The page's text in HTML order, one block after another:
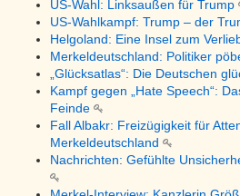
US-Wahl: Linksaußen für Trump
US-Wahlkampf: Trump – der
Helgoland: Eine Insel zum
Merkeldeutschland: Politiker
„Glücksatlas“: Die Deutschen
Kampf gegen „Hate Speech“:
Feinde
Fall Albakr: Freizügigkeit für
Merkeldeutschland
Nachrichten: Gefühlte